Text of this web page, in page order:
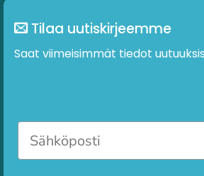
Tilaa uutiskirjeemme
Saat viimeisimmät tiedot